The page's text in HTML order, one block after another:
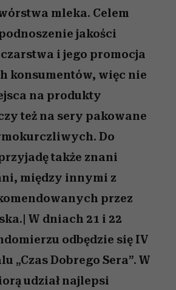
mleka. Celem
jakości
i jego promocja
konsumentów, więc nie
na produkty
też na sery pakowane
Do
także znani
między innymi z
przez
W dniach 21 i 22
odbędzie się IV
„Czas Dobrego Sera”. W
udział najlepsi